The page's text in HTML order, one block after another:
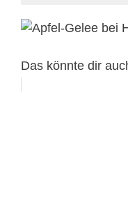
Das könnte dir